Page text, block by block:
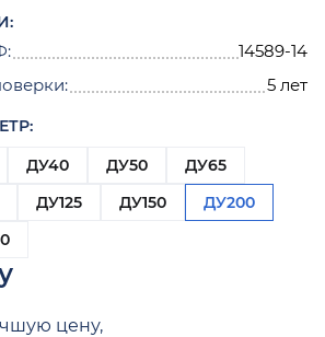
14589-14
5 лет
ДУ40 ДУ50
ДУ65
ДУ125 ДУ150
ДУ200
цену,